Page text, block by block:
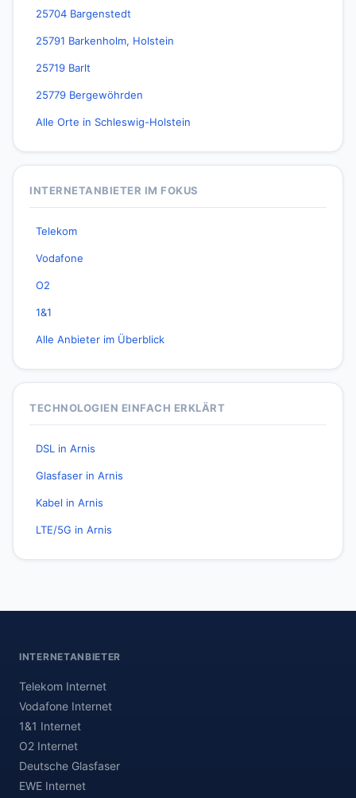
25704 Bargenstedt
25791 Barkenholm, Holstein
25719 Barlt
25779 Bergewöhrden
Alle Orte in Schleswig-Holstein
INTERNETANBIETER IM FOKUS
Telekom
Vodafone
O2
1&1
Alle Anbieter im Überblick
TECHNOLOGIEN EINFACH ERKLÄRT
DSL in Arnis
Glasfaser in Arnis
Kabel in Arnis
LTE/5G in Arnis
INTERNETANBIETER
Telekom Internet
Vodafone Internet
1&1 Internet
O2 Internet
Deutsche Glasfaser
EWE Internet